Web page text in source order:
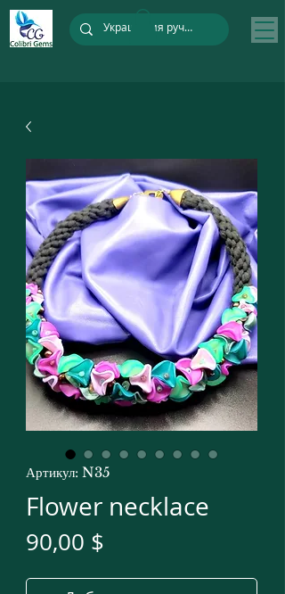
Артикул: N35
Flower necklace
90,00 $